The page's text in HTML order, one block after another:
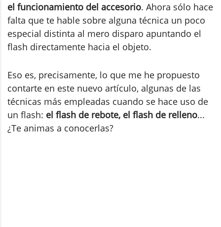
el funcionamiento del accesorio. Ahora sólo hace
falta que te hable sobre alguna técnica un poco
especial distinta al mero disparo apuntando el
flash directamente hacia el objeto.
Eso es, precisamente, lo que me he propuesto
contarte en este nuevo artículo, algunas de las
técnicas más empleadas cuando se hace uso de
un flash: el flash de rebote, el flash de relleno...
¿Te animas a conocerlas?